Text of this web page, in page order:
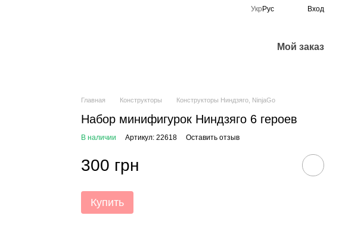
Укр Рус Вход
Мой заказ
Главная Конструкторы Конструкторы Ниндзяго, NinjaGo
Набор минифигурок Ниндзяго 6 героев
В наличии Артикул: 22618 Оставить отзыв
300 грн
Купить